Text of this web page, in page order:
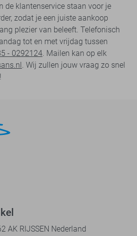
de klantenservice staan voor je
zodat je een juiste aankoop
plezier van beleeft. Telefonisch
tot en met vrijdag tussen
- 0292124. Mailen kan op elk
. Wij zullen jouw vraag zo snel
AK RIJSSEN Nederland